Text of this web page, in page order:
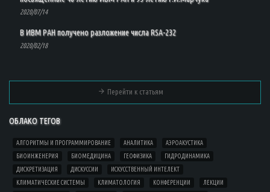
2020/07/14
В ИВМ РАН получено разложение числа RSA-232
2020/02/18
Перейти к статьям
ОБЛАКО ТЕГОВ
АЛГОРИТМЫ И ПРОГРАММИРОВАНИЕ АНАЛИТИКА
АЭРОАКУСТИКА
БИОИНЖЕНЕРИЯ
БИОМЕДИЦИНА ГЕОФИЗИКА
ГИДРОДИНАМИКА
ДИСКРЕТИЗАЦИЯ
ДИСКУССИИ
ИСКУССТВЕННЫЙ ИНТЕЛЕКТ
КЛИМАТИЧЕСКИЕ СИСТЕМЫ
КЛИМАТОЛОГИЯ КОНФЕРЕНЦИИ
ЛЕКЦИИ